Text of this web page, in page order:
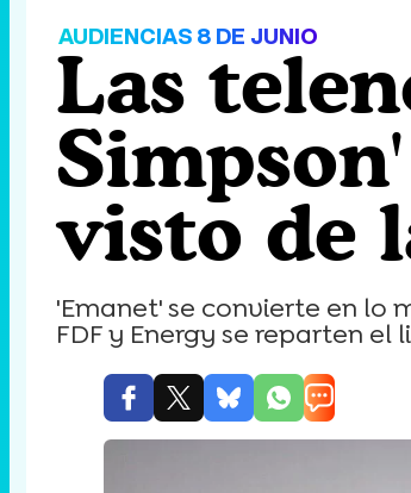
AUDIENCIAS 8 DE JUNIO
Las
visto de
'Emanet' se convierte en lo
FDF y Energy se reparten el